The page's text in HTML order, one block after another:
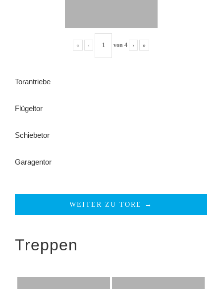
« ‹ von 4 › »
Torantriebe
Flügeltor
Schiebetor
Garagentor
WEITER ZU TORE →
Treppen